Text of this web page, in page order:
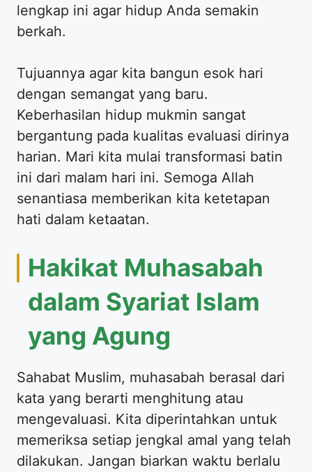
lengkap ini agar hidup Anda semakin
berkah.
Tujuannya agar kita bangun esok hari
dengan semangat yang baru.
Keberhasilan hidup mukmin sangat
bergantung pada kualitas evaluasi dirinya
harian. Mari kita mulai transformasi batin
ini dari malam hari ini. Semoga Allah
senantiasa memberikan kita ketetapan
hati dalam ketaatan.
Hakikat Muhasabah
dalam Syariat Islam
yang Agung
Sahabat Muslim, muhasabah berasal dari
kata yang berarti menghitung atau
mengevaluasi. Kita diperintahkan untuk
memeriksa setiap jengkal amal yang telah
dilakukan. Jangan biarkan waktu berlalu